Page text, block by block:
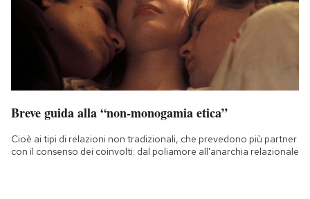
Breve guida alla “non-monogamia etica”
Cioè ai tipi di relazioni non tradizionali, che prevedono più partner
con il consenso dei coinvolti: dal poliamore all'anarchia relazionale